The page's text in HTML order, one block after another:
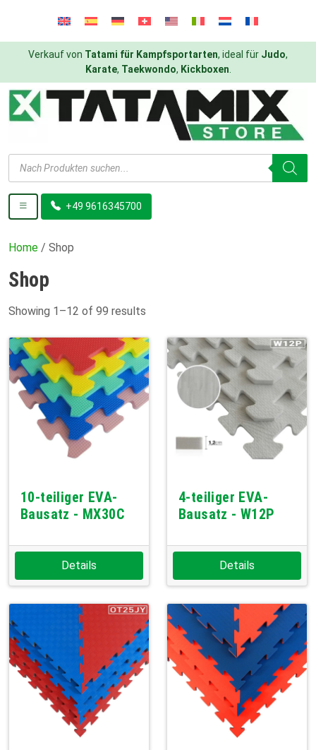
Verkauf von Tatami für Kampfsportarten, ideal für Judo,
Karate, Taekwondo, Kickboxen
Products
search
+49 9616345700
Home / Shop
Shop
Showing 1–12 of 99 results
10-teiliger EVA-
Bausatz - MX30C
Details
4-teiliger EVA-
Bausatz - W12P
Details